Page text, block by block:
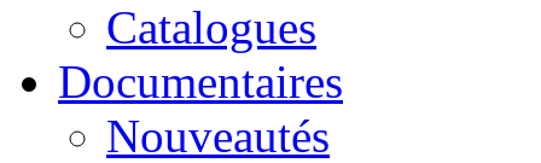
Catalogues
Documentaires
Nouveautés